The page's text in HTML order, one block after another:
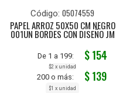
Código:05074559
PAPEL ARROZ 50X50 CM NEGRO
001UN BORDES CON DISEÑO JM
De 1 a 199: $ 154
$2 x unidad
200 o más: $ 139
$1 x unidad